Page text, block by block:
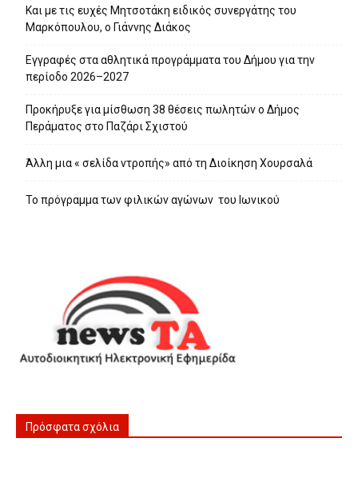
Και με τις ευχές Μητσοτάκη ειδικός συνεργάτης του
Μαρκόπουλου, ο Γιάννης Διάκος
Εγγραφές στα αθλητικά προγράμματα του Δήμου για την
περίοδο 2026–2027
Προκήρυξε για μίσθωση 38 θέσεις πωλητών ο Δήμος
Περάματος στο Παζάρι Σχιστού
Άλλη μια « σελίδα ντροπής» από τη Διοίκηση Χουρσαλά
Το πρόγραμμα των φιλικών αγώνων του Ιωνικού
Πρόσφατα σχόλια